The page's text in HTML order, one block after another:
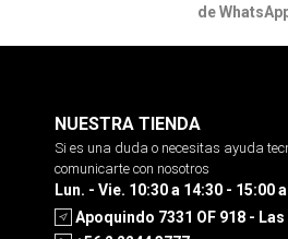
de
NUESTRA TIENDA
Si es una duda o necesitas ayuda
comunicarte con nosotros
Lun. - Vie. 10:30 a 14:30 - 15:00
Apoquindo 7331 OF 918 -